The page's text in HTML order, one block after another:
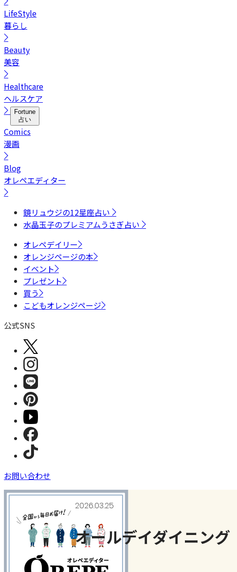
LifeStyle
暮らし
Beauty
美容
Healthcare
ヘルスケア
Fortune
占い
Comics
漫画
Blog
オレペエディター
鏡リュウジの12星座占い
水晶玉子のプレミアムうさぎ占い
オレペデイリー
オレンジページの本
イベント
プレゼント
買う
こどもオレンジページ
公式SNS
お問い合わせ
2026.03.25
オールデイダイニング